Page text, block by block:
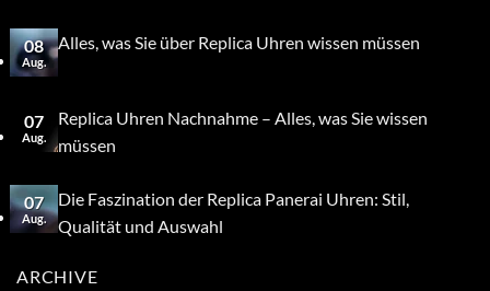
08
Aug.
Alles, was Sie über Replica Uhren wissen müssen
07
Aug.
Replica Uhren Nachnahme – Alles, was Sie wissen
müssen
07
Aug.
Die Faszination der Replica Panerai Uhren: Stil,
Qualität und Auswahl
ARCHIVE